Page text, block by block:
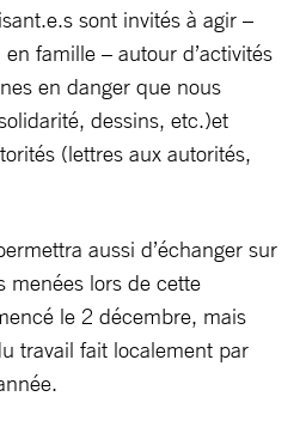
sont invités à agir –
famille – autour d’activités
en danger que nous
dessins, etc.)et
(lettres aux autorités,
aussi d’échanger sur
menées lors de cette
le 2 décembre, mais
travail fait localement par